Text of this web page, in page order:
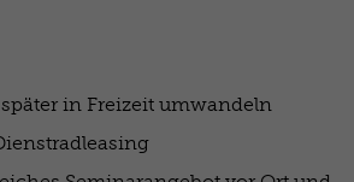
in Freizeit umwandeln